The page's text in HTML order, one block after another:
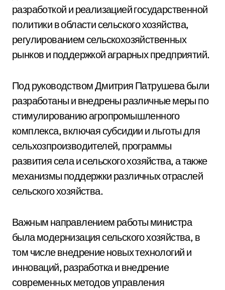
разработкой и реализацией государственной
политики в области сельского хозяйства,
регулированием сельскохозяйственных
рынков и поддержкой аграрных предприятий.
Под руководством Дмитрия Патрушева были
разработаны и внедрены различные меры по
стимулированию агропромышленного
комплекса, включая субсидии и льготы для
сельхозпроизводителей, программы
развития села и сельского хозяйства, а также
механизмы поддержки различных отраслей
сельского хозяйства.
Важным направлением работы министра
была модернизация сельского хозяйства, в
том числе внедрение новых технологий и
инноваций, разработка и внедрение
современных методов управления